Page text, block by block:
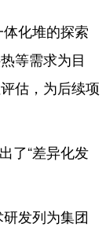
化堆的探索
等需求为目
估，为后续项
了“差异化发
发列为集团